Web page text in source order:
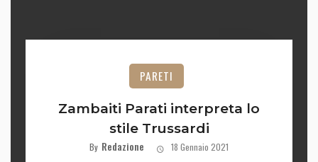
PARETI
Zambaiti Parati interpreta lo
stile Trussardi
By Redazione 18 Gennaio 2021